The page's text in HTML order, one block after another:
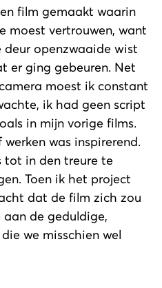
film gemaakt waarin
moest vertrouwen, want
openzwaaide wist
er ging gebeuren. Net
moest ik constant
ik had geen script
in mijn vorige films.
was inspirerend.
in den treure te
Toen ik het project
dat de film zich zou
de geduldige,
we misschien wel